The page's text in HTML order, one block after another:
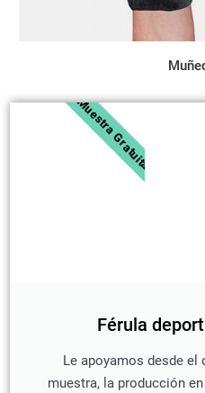
Férula
Le apoyamos desde el
muestra, la producción
Muestra Gratuita